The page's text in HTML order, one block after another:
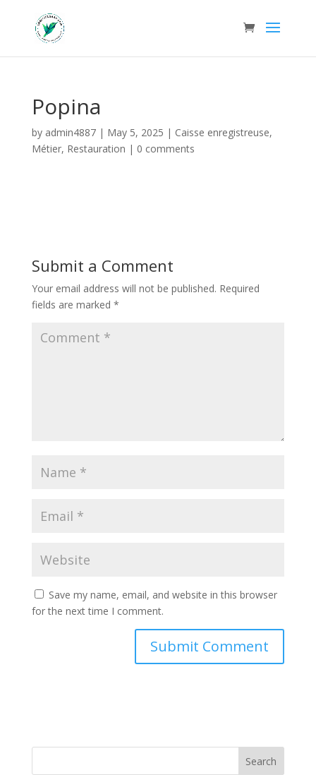
Popina
by admin4887| May 5, 2025 | Caisse enregistreuse,
Métier, Restauration | 0 comments
Submit a Comment
Your email address will not be published. Required
fields are marked *
Save my name, email, and website in this browser
for the next time I comment.
Search